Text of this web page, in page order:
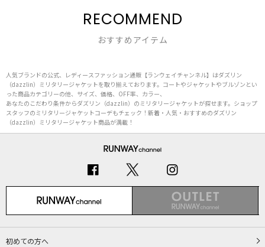
RECOMMEND
おすすめアイテム
人気ブランドの公式、レディースファッション通販【ランウェイチャンネル】はダズリン
（dazzlin）ミリタリージャケットを取り揃えております。コートやジャケットやブルゾンとい
った商品カテゴリーの他、サイズ、価格、OFF率、カラー、
あなたのこだわり条件からダズリン（dazzlin）のミリタリージャケットが探せます。ショップ
スタッフのミリタリージャケットコーデもチェック！新着・人気・おすすめのダズリン
（dazzlin）ミリタリージャケット商品が満載！
初めての方へ